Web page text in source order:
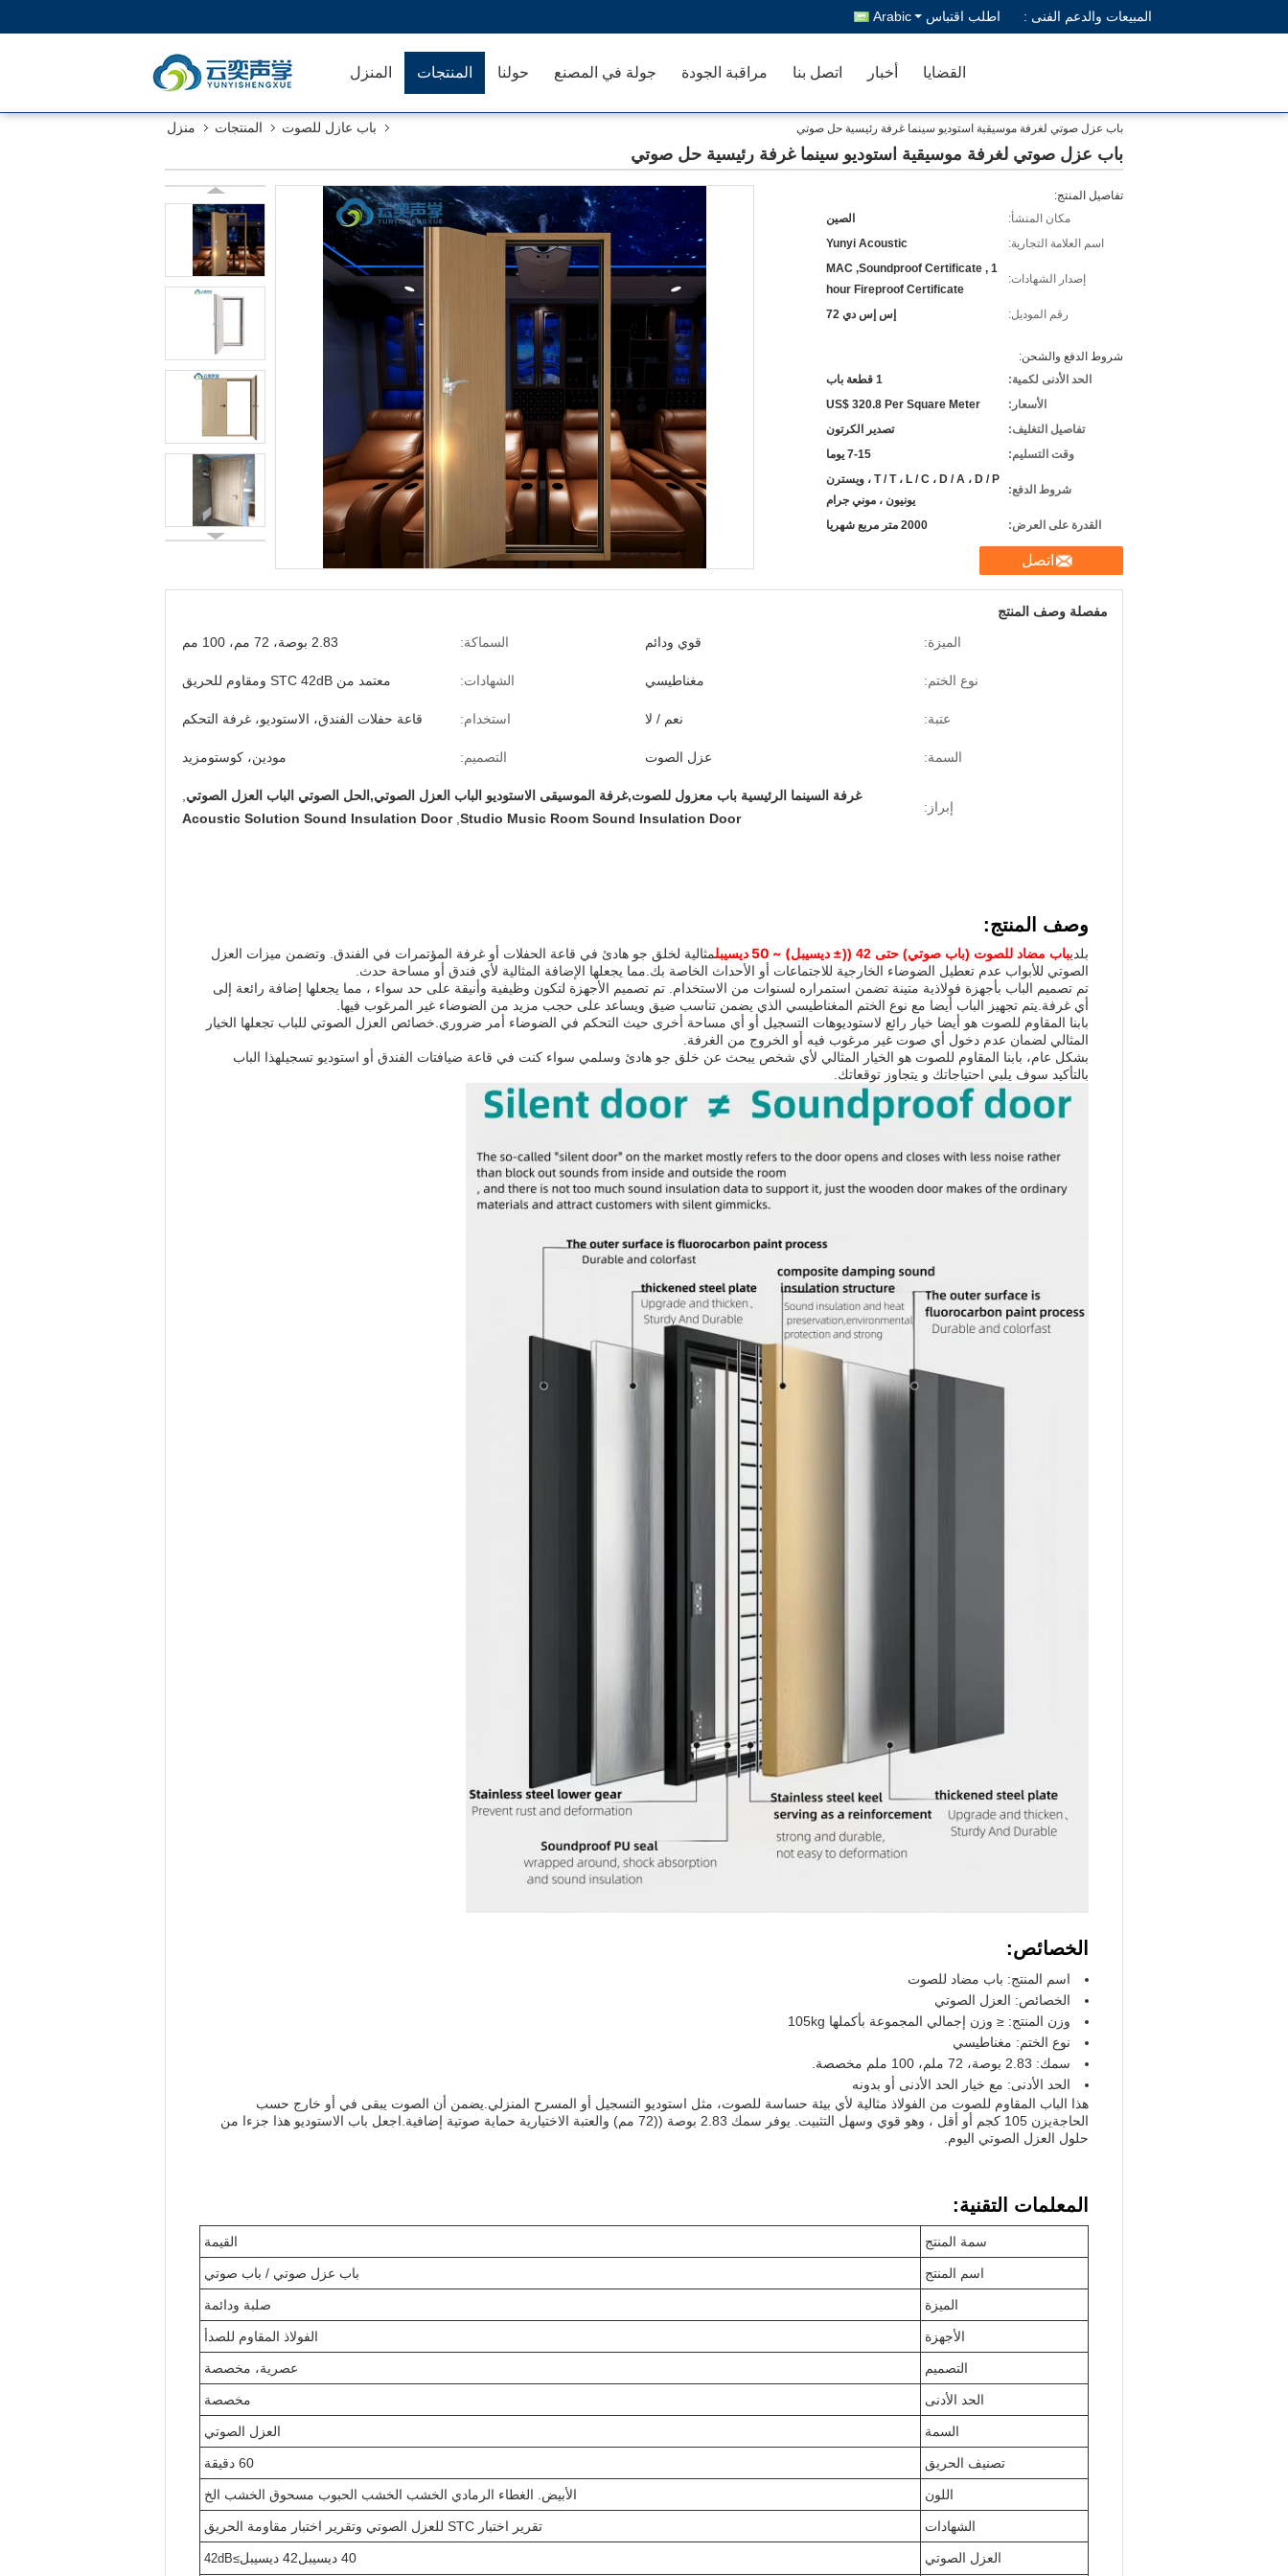
المبيعات والدعم الفنى : اطلب اقتباس Arabic
المنزل المنتجات حولنا جولة في المصنع مراقبة الجودة اتصل بنا أخبار القضايا
منزل المنتجات باب عازل للصوت باب عزل صوتي لغرفة موسيقية استوديو سينما غرفة رئيسية حل صوتي
باب عزل صوتي لغرفة موسيقية استوديو سينما غرفة رئيسية حل صوتي
تفاصيل المنتج:
مكان المنشأ:
الصين
اسم العلامة التجارية:
Yunyi Acoustic
إصدار الشهادات:
MAC ,Soundproof Certificate , 1
hour Fireproof Certificate
رقم الموديل:
إس إس دي 72
شروط الدفع والشحن:
الحد الأدنى لكمية:
1 قطعة باب
الأسعار:
US$ 320.8 Per Square Meter
تفاصيل التغليف:
تصدير الكرتون
وقت التسليم:
7-15 يوما
شروط الدفع:
T / T ، L / C ، D / A ، D / P ، ويسترن
يونيون ، موني جرام
القدرة على العرض:
2000 متر مربع شهريا
اتصل
مفصلة وصف المنتج
الميزة:
قوي ودائم السماكة: 2.83 بوصة، 72 مم، 100 مم
نوع الختم: مغناطيسي الشهادات: معتمد من STC 42dB ومقاوم للحريق
عتبة: نعم / لا استخدام: قاعة حفلات الفندق، الاستوديو، غرفة التحكم
السمة: عزل الصوت التصميم: مودين، كوستومزيد
إبراز:
غرفة السينما الرئيسية باب معزول للصوت,غرفة الموسيقى الاستوديو الباب العزل الصوتي,الحل الصوتي الباب العزل الصوتي
Studio Music Room Sound Insulation Door
,
Acoustic Solution Sound Insulation Door
وصف المنتج:
بلديباب مضاد للصوت (باب صوتي) حتى 42 (( ± ديسيبل) ~ 50 ديسيبل
مثالية لخلق جو هادئ في قاعة الحفلات أو غرفة المؤتمرات في الفندق. وتضمن ميزات العزل
الصوتي للأبواب عدم تعطيل الضوضاء الخارجية للاجتماعات أو الأحداث الخاصة بك.مما يجعلها الإضافة المثالية لأي فندق أو مساحة حدث.
تم تصميم الباب بأجهزة فولاذية متينة تضمن استمراره لسنوات من الاستخدام. تم تصميم الأجهزة لتكون وظيفية وأنيقة على حد سواء ، مما يجعلها إضافة رائعة إلى
أي غرفة.يتم تجهيز الباب أيضا مع نوع الختم المغناطيسي الذي يضمن تناسب ضيق ويساعد على حجب مزيد من الضوضاء غير المرغوب فيها.
بابنا المقاوم للصوت هو أيضا خيار رائع لاستوديوهات التسجيل أو أي مساحة أخرى حيث التحكم في الضوضاء أمر ضروري.خصائص العزل الصوتي للباب تجعلها الخيار
المثالي لضمان عدم دخول أي صوت غير مرغوب فيه أو الخروج من الغرفة.
بشكل عام، بابنا المقاوم للصوت هو الخيار المثالي لأي شخص يبحث عن خلق جو هادئ وسلمي سواء كنت في قاعة ضيافتات الفندق أو استوديو تسجيلهذا الباب
بالتأكيد سوف يلبي احتياجاتك و يتجاوز توقعاتك.
الخصائص:
اسم المنتج: باب مضاد للصوت
الخصائص: العزل الصوتي
وزن المنتج: ≤ وزن إجمالي المجموعة بأكملها 105kg
نوع الختم: مغناطيسي
سمك: 2.83 بوصة، 72 ملم، 100 ملم مخصصة.
الحد الأدنى: مع خيار الحد الأدنى أو بدونه
هذا الباب المقاوم للصوت من الفولاذ مثالية لأي بيئة حساسة للصوت، مثل استوديو التسجيل أو المسرح المنزلي.يضمن أن الصوت يبقى في أو خارج حسب
الحاجةيزن 105 كجم أو أقل ، وهو قوي وسهل التثبيت. يوفر سمك 2.83 بوصة ((72 مم) والعتبة الاختيارية حماية صوتية إضافية.اجعل باب الاستوديو هذا جزءا من
حلول العزل الصوتي اليوم.
المعلمات التقنية:
سمة المنتج القيمة
اسم المنتج باب عزل صوتي / باب صوتي
الميزة صلبة ودائمة
الأجهزة الفولاذ المقاوم للصدأ
التصميم عصرية، مخصصة
الحد الأدنى مخصصة
السمة العزل الصوتي
تصنيف الحريق 60 دقيقة
اللون الأبيض. الغطاء الرمادي الخشب الخشب الحبوب مسحوق الخشب الخ
الشهادات تقرير اختبار STC للعزل الصوتي وتقرير اختبار مقاومة الحريق
العزل الصوتي 40 ديسيبل 42 ديسيبل ≥42dB